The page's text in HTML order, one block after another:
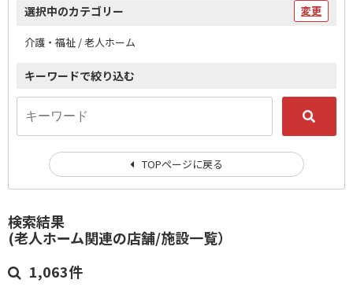
検索結果
(老人ホーム関連の店舗/施設一覧）
1,063件
選択中のカテゴリー 変更
介護・福祉 / 老人ホーム
キーワードで絞り込む
TOPページに戻る